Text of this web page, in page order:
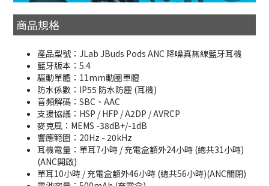
商品規格
產品型號：JLab JBuds Pods ANC 降噪真無線藍牙耳機
藍牙版本：5.4
驅動單體：11mm動圈單體
防水係數：IP55 防水防塵 (耳機)
音頻解碼：SBC、AAC
支援協議：HSP / HFP / A2DP / AVRCP
麥克風：MEMS -38dB+/-1dB
響應範圍：20Hz - 20kHz
耳機電量：單耳7小時 / 充電盒額外24小時 (總共31小時)
(ANC開啟)
單耳10小時 / 充電盒額外46小時 (總共56小時)(ANC關閉)